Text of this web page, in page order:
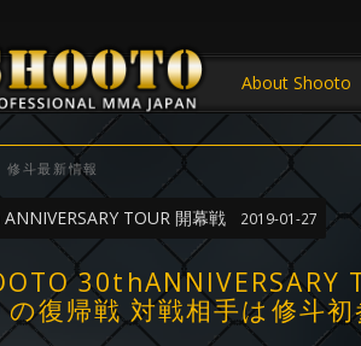
About Shooto
修斗最新情報
TOUR 開幕戦 2019-01-27
30thANNIVERSARY
復帰戦 対戦相手は修斗